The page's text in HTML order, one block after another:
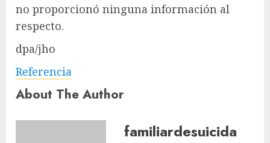
no proporcionó ninguna información al
respecto.
dpa/jho
Referencia
About The Author
familiardesuicida